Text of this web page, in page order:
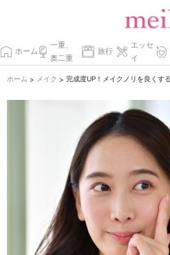
ホーム
一重、
奥二重
旅行
エッセ
イ
ホーム > メイク >